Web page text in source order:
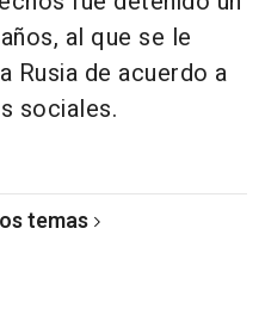
al que se le
Rusia de acuerdo a
sociales.
temas